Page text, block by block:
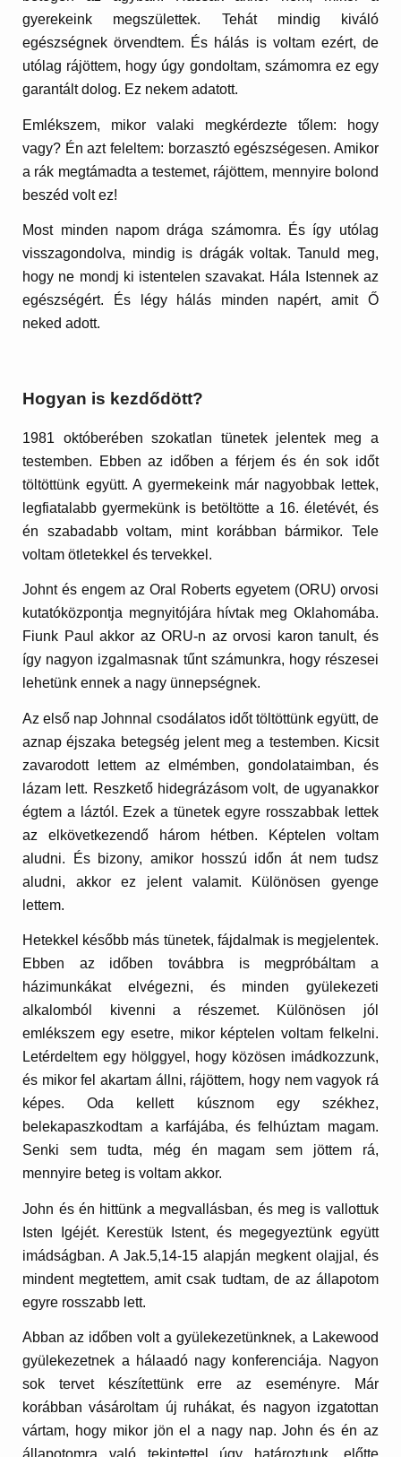
gyerekeink megszülettek. Tehát mindig kiváló
egészségnek örvendtem. És hálás is voltam ezért, de
utólag rájöttem, hogy úgy gondoltam, számomra ez egy
garantált dolog. Ez nekem adatott.
Emlékszem, mikor valaki megkérdezte tőlem: hogy
vagy? Én azt feleltem: borzasztó egészségesen. Amikor
a rák megtámadta a testemet, rájöttem, mennyire bolond
beszéd volt ez!
Most minden napom drága számomra. És így utólag
visszagondolva, mindig is drágák voltak. Tanuld meg,
hogy ne mondj ki istentelen szavakat. Hála Istennek az
egészségért. És légy hálás minden napért, amit Ő
neked adott.
Hogyan is kezdődött?
1981 októberében szokatlan tünetek jelentek meg a
testemben. Ebben az időben a férjem és én sok időt
töltöttünk együtt. A gyermekeink már nagyobbak lettek,
legfiatalabb gyermekünk is betöltötte a 16. életévét, és
én szabadabb voltam, mint korábban bármikor. Tele
voltam ötletekkel és tervekkel.
Johnt és engem az Oral Roberts egyetem (ORU) orvosi
kutatóközpontja megnyitójára hívtak meg Oklahomába.
Fiunk Paul akkor az ORU-n az orvosi karon tanult, és
így nagyon izgalmasnak tűnt számunkra, hogy részesei
lehetünk ennek a nagy ünnepségnek.
Az első nap Johnnal csodálatos időt töltöttünk együtt, de
aznap éjszaka betegség jelent meg a testemben. Kicsit
zavarodott lettem az elmémben, gondolataimban, és
lázam lett. Reszkető hidegrázásom volt, de ugyanakkor
égtem a láztól. Ezek a tünetek egyre rosszabbak lettek
az elkövetkezendő három hétben. Képtelen voltam
aludni. És bizony, amikor hosszú időn át nem tudsz
aludni, akkor ez jelent valamit. Különösen gyenge
lettem.
Hetekkel később más tünetek, fájdalmak is megjelentek.
Ebben az időben továbbra is megpróbáltam a
házimunkákat elvégezni, és minden gyülekezeti
alkalomból kivenni a részemet. Különösen jól
emlékszem egy esetre, mikor képtelen voltam felkelni.
Letérdeltem egy hölggyel, hogy közösen imádkozzunk,
és mikor fel akartam állni, rájöttem, hogy nem vagyok rá
képes. Oda kellett kúsznom egy székhez,
belekapaszkodtam a karfájába, és felhúztam magam.
Senki sem tudta, még én magam sem jöttem rá,
mennyire beteg is voltam akkor.
John és én hittünk a megvallásban, és meg is vallottuk
Isten Igéjét. Kerestük Istent, és megegyeztünk együtt
imádságban. A Jak.5,14-15 alapján megkent olajjal, és
mindent megtettem, amit csak tudtam, de az állapotom
egyre rosszabb lett.
Abban az időben volt a gyülekezetünknek, a Lakewood
gyülekezetnek a hálaadó nagy konferenciája. Nagyon
sok tervet készítettünk erre az eseményre. Már
korábban vásároltam új ruhákat, és nagyon izgatottan
vártam, hogy mikor jön el a nagy nap. John és én az